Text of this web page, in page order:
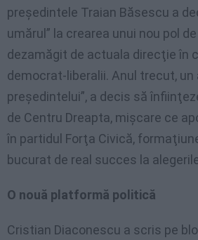
preşedintele Traian Băsescu a
umărul” la crearea unui nou pol
dezamăgit de actuala direcţie în
democrat-liberalii. Anul trecut, un
preşedintelui”, a decis să
de Centru Dreapta, mişcare ce
în partidul Forţa Civică,
bucurat de real succes la
O nouă platformă politică
Cristian Diaconescu a scris pe